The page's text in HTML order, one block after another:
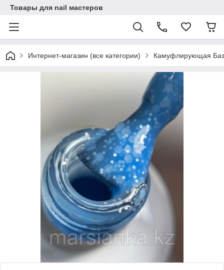
Товары для nail мастеров
Интернет-магазин (все категории) Камуфлирующая